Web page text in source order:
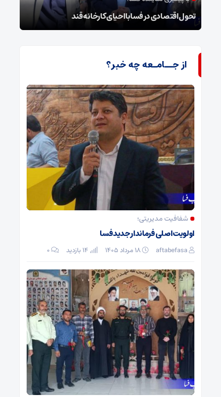
تحول اقتصادی در فسا با احیای کارخانه قند
از جــامـعه چه خبر؟
شفافیت مدیریتی؛
اولویت اصلی فرماندار جدید فسا
aftabefasa ۰